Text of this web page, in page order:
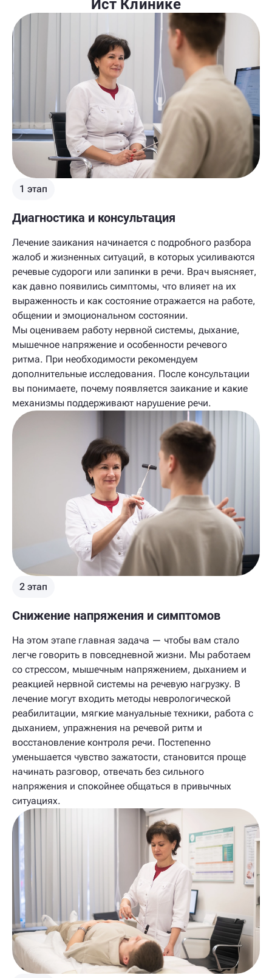
Ист Клинике
1 этап
Диагностика и консультация
Лечение заикания начинается с подробного разбора
жалоб и жизненных ситуаций, в которых усиливаются
речевые судороги или запинки в речи. Врач выясняет,
как давно появились симптомы, что влияет на их
выраженность и как состояние отражается на работе,
общении и эмоциональном состоянии.
Мы оцениваем работу нервной системы, дыхание,
мышечное напряжение и особенности речевого
ритма. При необходимости рекомендуем
дополнительные исследования. После консультации
вы понимаете, почему появляется заикание и какие
механизмы поддерживают нарушение речи.
2 этап
Снижение напряжения и симптомов
На этом этапе главная задача — чтобы вам стало
легче говорить в повседневной жизни. Мы работаем
со стрессом, мышечным напряжением, дыханием и
реакцией нервной системы на речевую нагрузку. В
лечение могут входить методы неврологической
реабилитации, мягкие мануальные техники, работа с
дыханием, упражнения на речевой ритм и
восстановление контроля речи. Постепенно
уменьшается чувство зажатости, становится проще
начинать разговор, отвечать без сильного
напряжения и спокойнее общаться в привычных
ситуациях.